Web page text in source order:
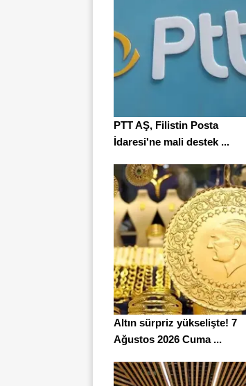
PTT AŞ, Filistin Posta
İdaresi'ne mali destek ...
Altın sürpriz yükselişte! 7
Ağustos 2026 Cuma ...